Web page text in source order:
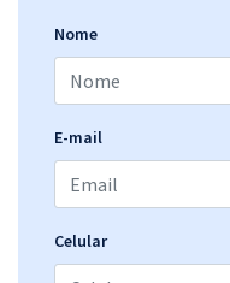
Nome
E-mail
Celular